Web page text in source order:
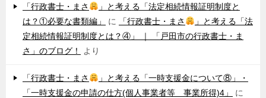
「行政書士・まさ
」と考える「法定相続情報証明制度と
は？①必要な書類編」
に 「行政書士・まさ
」と考える「法
定相続情報証明制度とは？④」 ｜ 「戸田市の行政書士・ま
さ」のブログ！
より
「行政書士・まさ
」と考える「一時支援金について⑧」・
「一時支援金の申請の仕方(個人事業者等 事業所得)4」
に